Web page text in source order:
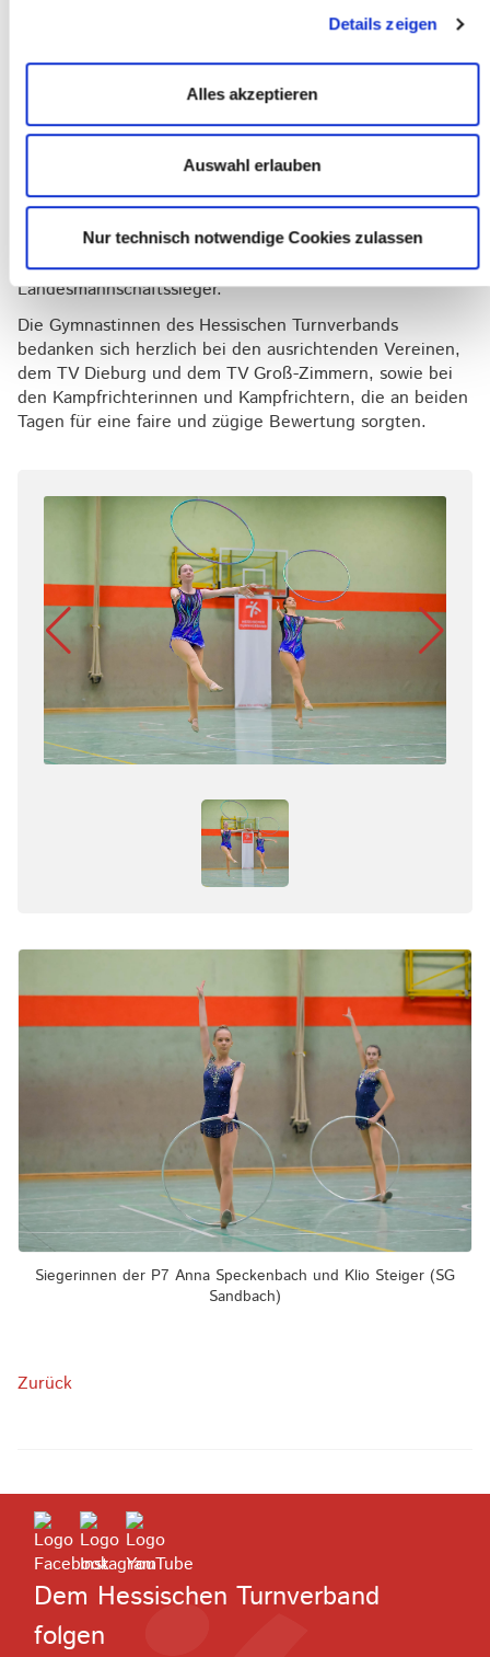
Details zeigen
Alles akzeptieren
Auswahl erlauben
Nur technisch notwendige Cookies zulassen
und Keulen) ging an den TV Babenhausen, vertreten
durch Karla Aumann, Isalie Bussalb, Yasmin Hanchi und
Frieda Bussalb, die zusammen 76,981 Punkte erzielten.
Im jahrgangsoffenen Wettkampf der K8 holte sich der TV
Dieburg mit 96,365 Punkten den Sieg. Das Team bestand
aus Julia Tolksdorf, Sophie Mader, Clara Neumann und
Klio Steiger. Auf Platz zwei folgte der TV Groß-Zimmern
mit 78,299 Punkten, während der TuS Kriftel mit 70,144
Punkten den dritten Platz belegte. In der K9 traten Xenia
Haag, Jette Kraft und Josefin Wetew konkurrenzlos für
den TV Babenhausen an und wurden mit 70,699 Punkten
Landesmannschaftssieger.
Die Gymnastinnen des Hessischen Turnverbands
bedanken sich herzlich bei den ausrichtenden Vereinen,
dem TV Dieburg und dem TV Groß-Zimmern, sowie bei
den Kampfrichterinnen und Kampfrichtern, die an beiden
Tagen für eine faire und zügige Bewertung sorgten.
Siegerinnen der P7 Anna Speckenbach und Klio Steiger (SG
Sandbach)
Zurück
Dem Hessischen Turnverband
folgen